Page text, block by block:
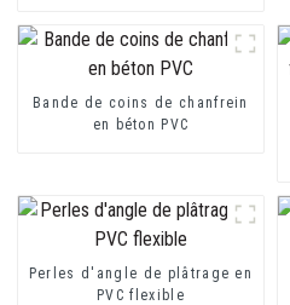
en forme de U d'extrusion de
PVC
Bande de coins de chanfrein
en béton PVC
Perles d'angle de plâtrage en
PVC flexible